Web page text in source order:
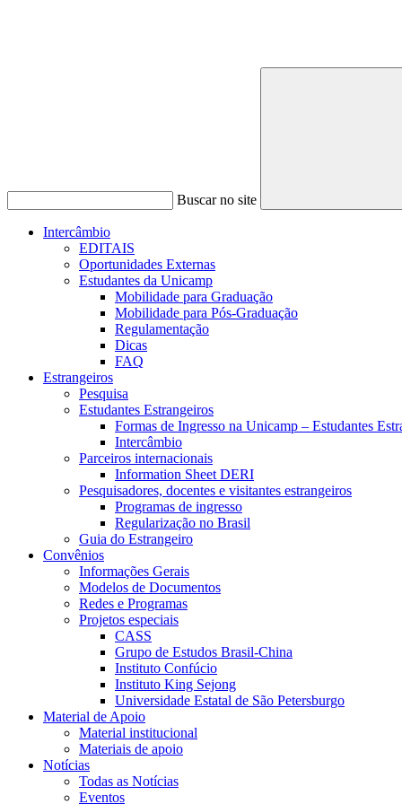
Buscar no site
Intercâmbio
EDITAIS
Oportunidades Externas
Estudantes da Unicamp
Mobilidade para Graduação
Mobilidade para Pós-Graduação
Regulamentação
Dicas
FAQ
Estrangeiros
Pesquisa
Estudantes Estrangeiros
Formas de Ingresso na Unicamp – Estudantes
Intercâmbio
Parceiros internacionais
Information Sheet DERI
Pesquisadores, docentes e visitantes estrangeiros
Programas de ingresso
Regularização no Brasil
Guia do Estrangeiro
Convênios
Informações Gerais
Modelos de Documentos
Redes e Programas
Projetos especiais
CASS
Grupo de Estudos Brasil-China
Instituto Confúcio
Instituto King Sejong
Universidade Estatal de São Petersburgo
Material de Apoio
Material institucional
Materiais de apoio
Notícias
Todas as Notícias
Eventos